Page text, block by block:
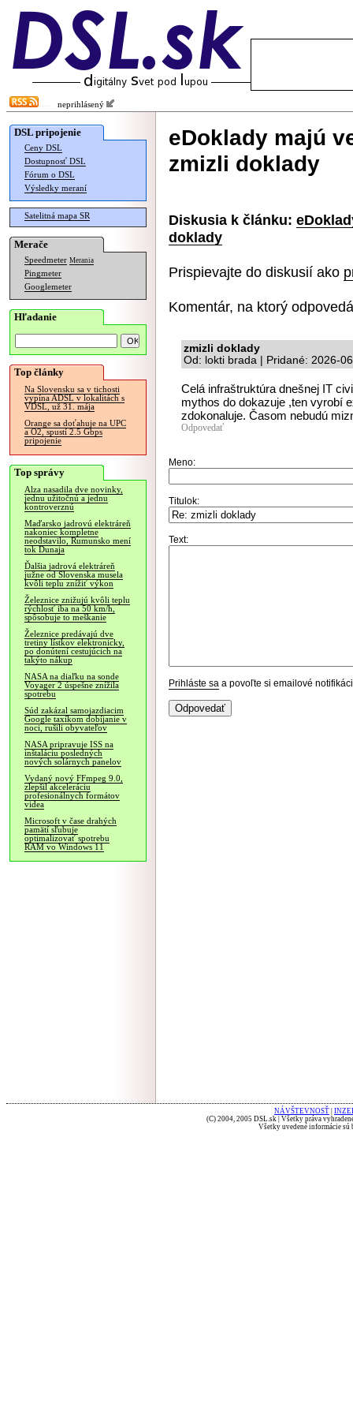
neprihlásený
DSL pripojenie
Ceny DSL
Dostupnosť DSL
Fórum o DSL
Výsledky meraní
Satelitná mapa SR
Merače
Speedmeter Merania
Pingmeter
Googlemeter
Hľadanie
Top články
Na Slovensku sa v tichosti
vypína ADSL v lokalitách s
VDSL, už 31. mája
Orange sa doťahuje na UPC
a O2, spustí 2.5 Gbps
pripojenie
Top správy
Alza nasadila dve novinky,
jednu užitočnú a jednu
kontroverznú
Maďarsko jadrovú elektráreň
nakoniec kompletne
neodstavilo, Rumunsko mení
tok Dunaja
Ďalšia jadrová elektráreň
južne od Slovenska musela
kvôli teplu znížiť výkon
Železnice znižujú kvôli teplu
rýchlosť iba na 50 km/h,
spôsobuje to meškanie
Železnice predávajú dve
tretiny lístkov elektronicky,
po donútení cestujúcich na
takýto nákup
NASA na diaľku na sonde
Voyager 2 úspešne znížila
spotrebu
Súd zakázal samojazdiacim
Google taxíkom dobíjanie v
noci, rušili obyvateľov
NASA pripravuje ISS na
inštaláciu posledných
nových solárnych panelov
Vydaný nový FFmpeg 9.0,
zlepšil akceleráciu
profesionálnych formátov
videa
Microsoft v čase drahých
pamätí sľubuje
optimalizovať spotrebu
RAM vo Windows 11
eDoklady majú
zmizli doklady
Diskusia k článku:
doklady
Prispievajte do diskusií ako
Komentár, na ktorý
zmizli doklady
Od: lokti brada | Pridané: 2026-
Celá infraštruktúra dnešnej IT
mythos do dokazuje ,ten vyrobí
zdokonaluje. Časom nebudú
Odpovedať
Meno:
Titulok:
Text:
Prihláste sa a povoľte si emailové
NÁVŠTEVNOSŤ
(C) 2004, 2005 DSL.sk | Všetky práva
Všetky uvedené informácie sú